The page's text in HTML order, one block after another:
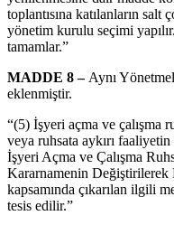
toplantısına katılanların
yönetim kurulu seçimi
tamamlar.”
MADDE 8 – Aynı
eklenmiştir.
“(5) İşyeri açma ve çalışma
veya ruhsata aykırı
İşyeri Açma ve Çalışma
Kararnamenin
kapsamında çıkarılan ilgili
tesis edilir.”